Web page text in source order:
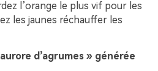
l’orange le plus vif pour les
les jaunes réchauffer les
d’agrumes » générée